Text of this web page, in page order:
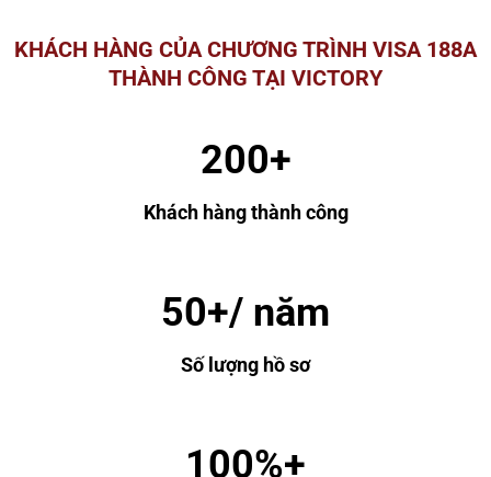
KHÁCH HÀNG CỦA CHƯƠNG TRÌNH VISA 188A
THÀNH CÔNG TẠI VICTORY
200+
Khách hàng thành công
50+/ năm
Số lượng hồ sơ
100%+